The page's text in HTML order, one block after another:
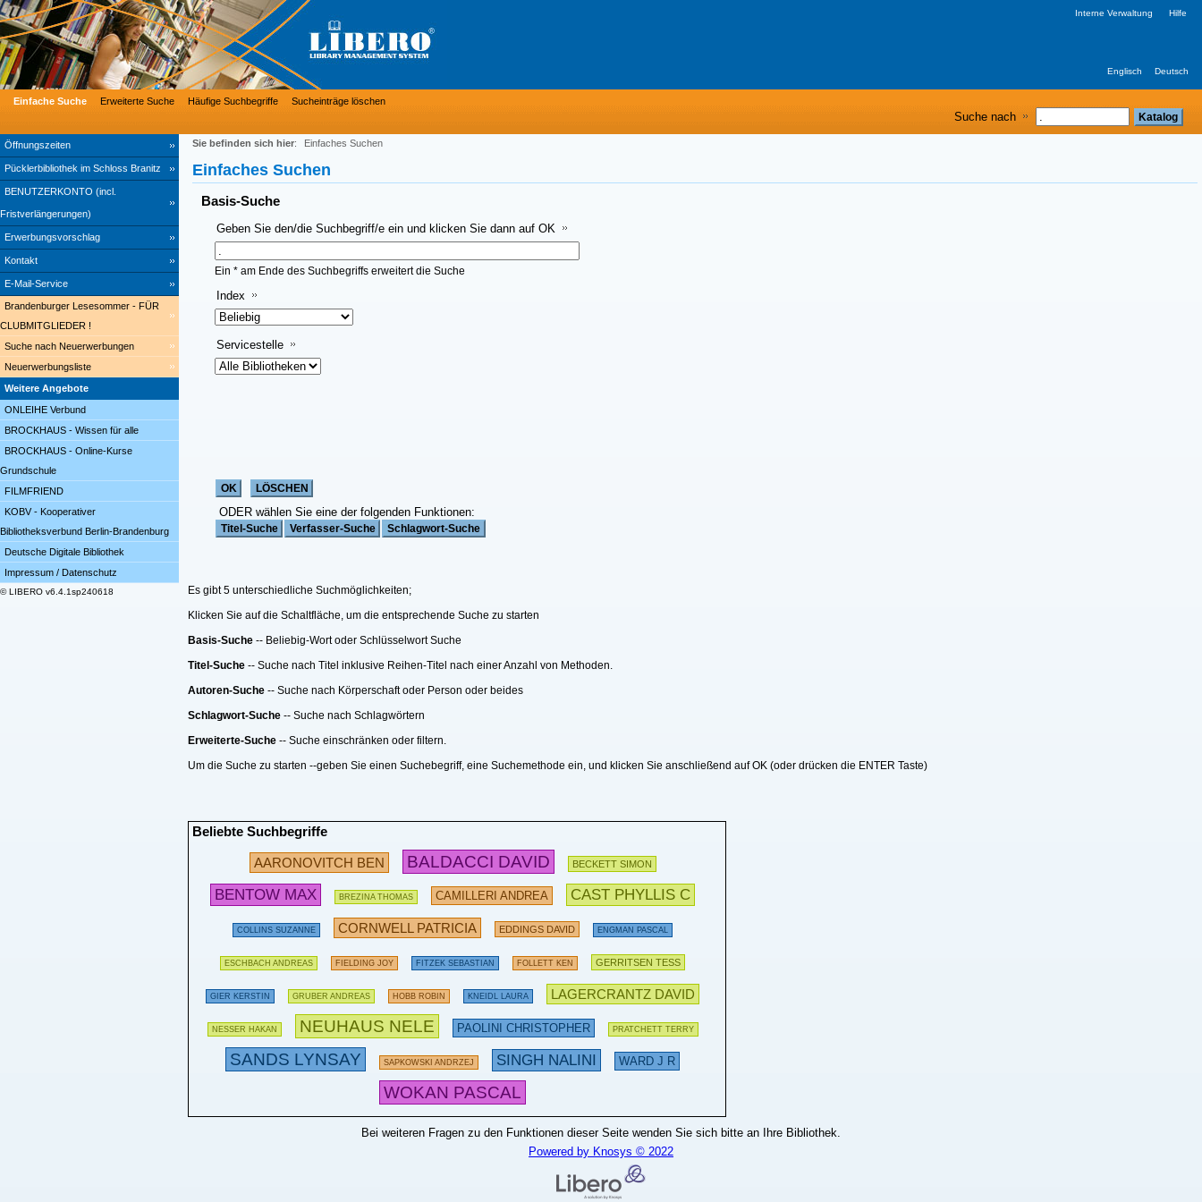
Öffnungszeiten
Pücklerbibliothek im Schloss Branitz
BENUTZERKONTO (incl.
Fristverlängerungen)
Erwerbungsvorschlag
Kontakt
E-Mail-Service
Einfache Suche Erweiterte Suche Häufige Suchbegriffe Sucheinträge löschen
Interne Verwaltung Hilfe
Englisch Deutsch
Brandenburger Lesesommer - FÜR
CLUBMITGLIEDER !
Suche nach Neuerwerbungen
Neuerwerbungsliste
Weitere Angebote
ONLEIHE Verbund
BROCKHAUS - Wissen für alle
BROCKHAUS - Online-Kurse
Grundschule
FILMFRIEND
KOBV - Kooperativer
Bibliotheksverbund Berlin-Brandenburg
Deutsche Digitale Bibliothek
Impressum / Datenschutz
© LIBERO v6.4.1sp240618
Sie befinden sich hier: Einfaches Suchen
Einfaches Suchen
Basis-Suche
Servicestelle
Geben Sie den/die Suchbegriff/e ein und klicken Sie dann auf OK
Index
Ein * am Ende des Suchbegriffs erweitert die Suche
ODER wählen Sie eine der folgenden Funktionen:
Es gibt 5 unterschiedliche Suchmöglichkeiten;
Klicken Sie auf die Schaltfläche, um die entsprechende Suche zu starten
Basis-Suche -- Beliebig-Wort oder Schlüsselwort Suche
Titel-Suche -- Suche nach Titel inklusive Reihen-Titel nach einer Anzahl von Methoden.
Autoren-Suche -- Suche nach Körperschaft oder Person oder beides
Schlagwort-Suche -- Suche nach Schlagwörtern
Erweiterte-Suche -- Suche einschränken oder filtern.
Um die Suche zu starten --geben Sie einen Suchebegriff, eine Suchemethode ein, und klicken Sie anschließend auf OK (oder drücken die ENTER Taste)
Beliebte Suchbegriffe
AARONOVITCH BEN BALDACCI DAVID BECKETT SIMON
BENTOW MAX BREZINA THOMAS CAMILLERI ANDREA CAST PHYLLIS C
COLLINS SUZANNE CORNWELL PATRICIA EDDINGS DAVID ENGMAN PASCAL
ESCHBACH ANDREAS FIELDING JOY FITZEK SEBASTIAN FOLLETT KEN GERRITSEN TESS
GIER KERSTIN GRUBER ANDREAS HOBB ROBIN KNEIDL LAURA LAGERCRANTZ DAVID
NESSER HAKAN NEUHAUS NELE PAOLINI CHRISTOPHER PRATCHETT TERRY
SANDS LYNSAY SAPKOWSKI ANDRZEJ SINGH NALINI WARD J R
WOKAN PASCAL
Bei weiteren Fragen zu den Funktionen dieser Seite wenden Sie sich bitte an Ihre Bibliothek.
Powered by Knosys © 2022
Suche nach